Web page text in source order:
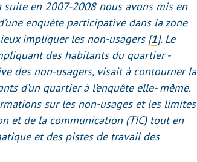
suite en 2007-2008 nous avons mis en
enquête participative dans la zone
impliquer les non-usagers[1]. Le
des habitants du quartier -
des non-usagers, visait à contourner la
d’un quartier à l’enquête elle- même.
sur les non-usages et les limites
et de la communication (TIC) tout en
et des pistes de travail des